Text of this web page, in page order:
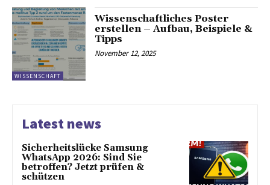
WISSENSCHAFT
Wissenschaftliches Poster
erstellen – Aufbau, Beispiele &
Tipps
November 12, 2025
Latest news
Sicherheitslücke Samsung
WhatsApp 2026: Sind Sie
betroffen? Jetzt prüfen &
schützen